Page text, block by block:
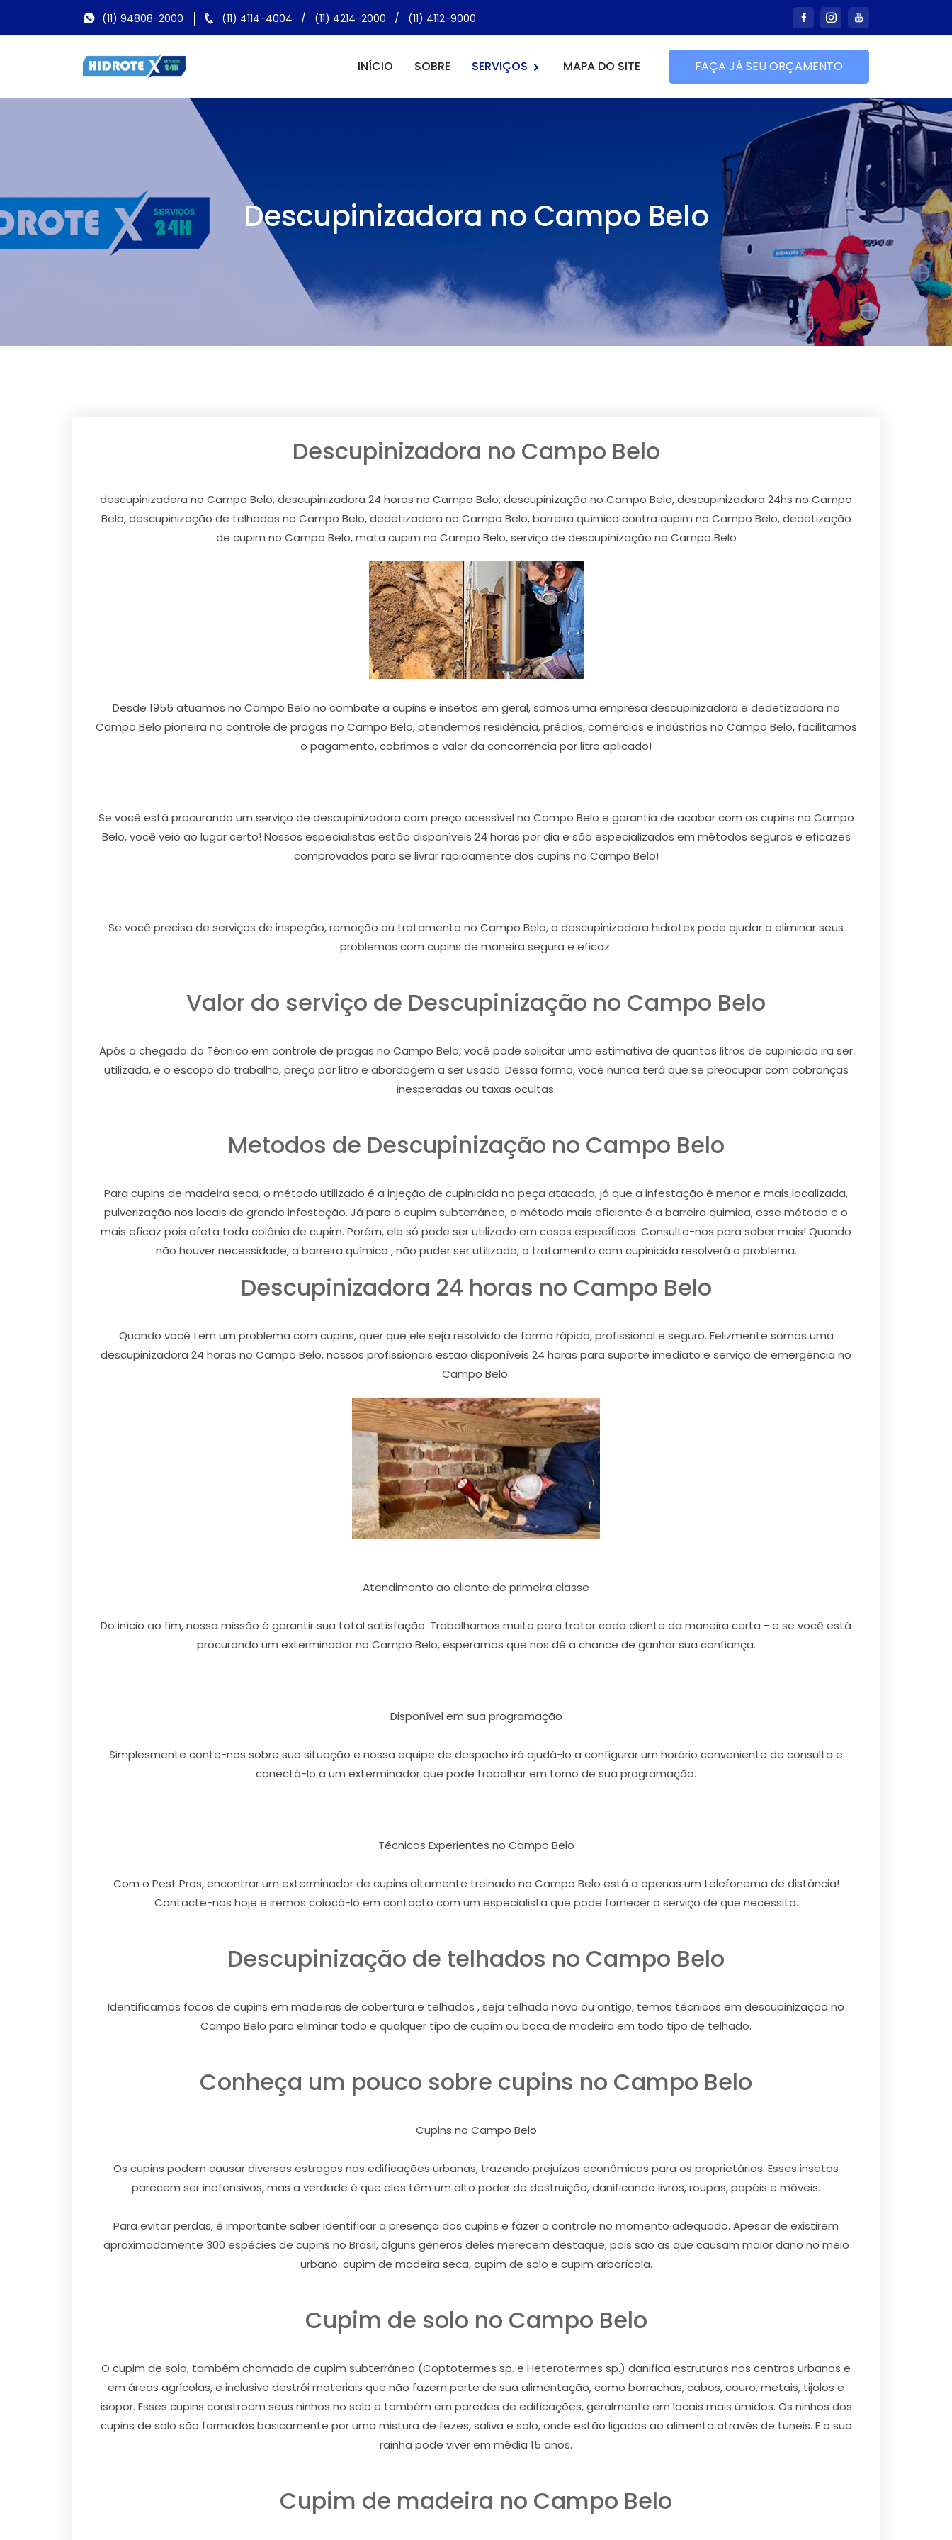
(11) 94808-2000 (11) 4114-4004 / (11) 4214-2000 / (11) 4112-9000
INÍCIO SOBRE SERVIÇOS MAPA DO SITE FAÇA JÁ SEU ORÇAMENTO
Descupinizadora no Campo Belo
Descupinizadora no Campo Belo
descupinizadora no Campo Belo, descupinizadora 24 horas no Campo Belo, descupinização no Campo Belo, descupinizadora 24hs no Campo
Belo, descupinização de telhados no Campo Belo, dedetizadora no Campo Belo, barreira química contra cupim no Campo Belo, dedetização
de cupim no Campo Belo, mata cupim no Campo Belo, serviço de descupinização no Campo Belo
Desde 1955 atuamos no Campo Belo no combate a cupins e insetos em geral, somos uma empresa descupinizadora e dedetizadora no
Campo Belo pioneira no controle de pragas no Campo Belo, atendemos residência, prédios, comércios e indústrias no Campo Belo, facilitamos
o pagamento, cobrimos o valor da concorrência por litro aplicado!
Se você está procurando um serviço de descupinizadora com preço acessível no Campo Belo e garantia de acabar com os cupins no Campo
Belo, você veio ao lugar certo! Nossos especialistas estão disponíveis 24 horas por dia e são especializados em métodos seguros e eficazes
comprovados para se livrar rapidamente dos cupins no Campo Belo!
Se você precisa de serviços de inspeção, remoção ou tratamento no Campo Belo, a descupinizadora hidrotex pode ajudar a eliminar seus
problemas com cupins de maneira segura e eficaz.
Valor do serviço de Descupinização no Campo Belo
Após a chegada do Técnico em controle de pragas no Campo Belo, você pode solicitar uma estimativa de quantos litros de cupinicida ira ser
utilizada, e o escopo do trabalho, preço por litro e abordagem a ser usada. Dessa forma, você nunca terá que se preocupar com cobranças
inesperadas ou taxas ocultas.
Metodos de Descupinização no Campo Belo
Para cupins de madeira seca, o método utilizado é a injeção de cupinicida na peça atacada, já que a infestação é menor e mais localizada,
pulverização nos locais de grande infestação. Já para o cupim subterrâneo, o método mais eficiente é a barreira quimica, esse método e o
mais eficaz pois afeta toda colônia de cupim. Porém, ele só pode ser utilizado em casos específicos. Consulte-nos para saber mais! Quando
não houver necessidade, a barreira química , não puder ser utilizada, o tratamento com cupinicida resolverá o problema.
Descupinizadora 24 horas no Campo Belo
Quando você tem um problema com cupins, quer que ele seja resolvido de forma rápida, profissional e seguro. Felizmente somos uma
descupinizadora 24 horas no Campo Belo, nossos profissionais estão disponíveis 24 horas para suporte imediato e serviço de emergência no
Campo Belo.
Atendimento ao cliente de primeira classe
Do início ao fim, nossa missão é garantir sua total satisfação. Trabalhamos muito para tratar cada cliente da maneira certa - e se você está
procurando um exterminador no Campo Belo, esperamos que nos dê a chance de ganhar sua confiança.
Disponível em sua programação
Simplesmente conte-nos sobre sua situação e nossa equipe de despacho irá ajudá-lo a configurar um horário conveniente de consulta e
conectá-lo a um exterminador que pode trabalhar em torno de sua programação.
Técnicos Experientes no Campo Belo
Com o Pest Pros, encontrar um exterminador de cupins altamente treinado no Campo Belo está a apenas um telefonema de distância!
Contacte-nos hoje e iremos colocá-lo em contacto com um especialista que pode fornecer o serviço de que necessita.
Descupinização de telhados no Campo Belo
Identificamos focos de cupins em madeiras de cobertura e telhados , seja telhado novo ou antigo, temos técnicos em descupinização no
Campo Belo para eliminar todo e qualquer tipo de cupim ou boca de madeira em todo tipo de telhado.
Conheça um pouco sobre cupins no Campo Belo
Cupins no Campo Belo
Os cupins podem causar diversos estragos nas edificações urbanas, trazendo prejuízos econômicos para os proprietários. Esses insetos
parecem ser inofensivos, mas a verdade é que eles têm um alto poder de destruição, danificando livros, roupas, papéis e móveis.
Para evitar perdas, é importante saber identificar a presença dos cupins e fazer o controle no momento adequado. Apesar de existirem
aproximadamente 300 espécies de cupins no Brasil, alguns gêneros deles merecem destaque, pois são as que causam maior dano no meio
urbano: cupim de madeira seca, cupim de solo e cupim arborícola.
Cupim de solo no Campo Belo
O cupim de solo, também chamado de cupim subterrâneo (Coptotermes sp. e Heterotermes sp.) danifica estruturas nos centros urbanos e
em áreas agrícolas, e inclusive destrói materiais que não fazem parte de sua alimentação, como borrachas, cabos, couro, metais, tijolos e
isopor. Esses cupins constroem seus ninhos no solo e também em paredes de edificações, geralmente em locais mais úmidos. Os ninhos dos
cupins de solo são formados basicamente por uma mistura de fezes, saliva e solo, onde estão ligados ao alimento através de tuneis. E a sua
rainha pode viver em média 15 anos.
Cupim de madeira no Campo Belo